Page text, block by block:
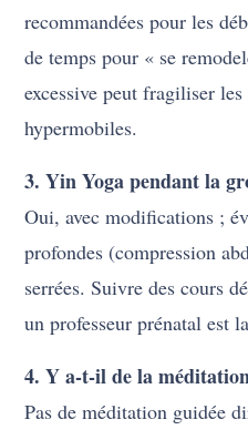
recommandées pour les
de temps pour « se
excessive peut fragiliser
hypermobiles.
3. Yin Yoga pendant la
Oui, avec modifications ;
profondes (compression
serrées. Suivre des cours
un professeur prénatal est
4. Y a-t-il de la
Pas de méditation guidée